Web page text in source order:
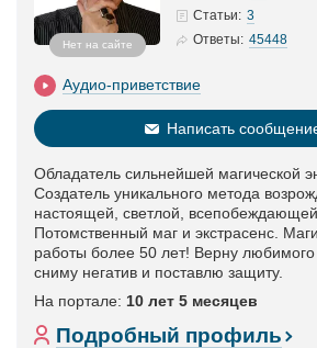
Нет на сайте
Статьи: 3
Ответы: 45448
Аудио-приветствие
Написать
Обладатель сильнейшей магической
Создатель уникального метода
настоящей, светлой,
Потомственный маг и экстрасенс.
работы более 50 лет! Верну любимого
сниму негатив и поставлю защиту.
На портале: 10 лет 5 месяцев
Подробный профиль